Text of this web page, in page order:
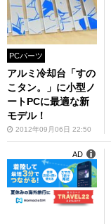
PCパーツ
アルミ冷却台「すの
こタン。」に小型ノ
ートPCに最適な新
モデル！
2012年09月06日 22:50
AD